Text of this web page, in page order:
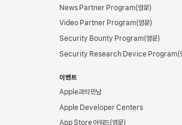
News Partner Program
Video Partner Program
Security Bounty Program
Security Research Device Program
이벤트
Apple과의 만남
Apple Developer Centers
App Store 어워드